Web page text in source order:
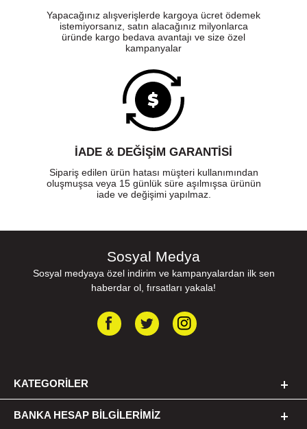
Yapacağınız alışverişlerde kargoya ücret ödemek
istemiyorsanız, satın alacağınız milyonlarca
üründe kargo bedava avantajı ve size özel
kampanyalar
İADE & DEĞİŞİM GARANTİSİ
Sipariş edilen ürün hatası müşteri kullanımından
oluşmuşsa veya 15 günlük süre aşılmışsa ürünün
iade ve değişimi yapılmaz.
Sosyal Medya
Sosyal medyaya özel indirim ve kampanyalardan ilk sen
haberdar ol, fırsatları yakala!
KATEGORILER
BANKA HESAP BILGILERIMIZ